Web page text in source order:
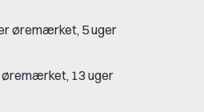
øremærket, 5 uger
øremærket, 13 uger